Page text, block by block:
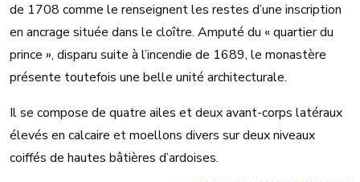
de 1708 comme le renseignent les restes d’une inscription
en ancrage située dans le cloître. Amputé du « quartier du
prince », disparu suite à l’incendie de 1689, le monastère
présente toutefois une belle unité architecturale.
Il se compose de quatre ailes et deux avant-corps latéraux
élevés en calcaire et moellons divers sur deux niveaux
coiffés de hautes bâtières d’ardoises.